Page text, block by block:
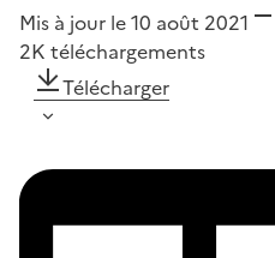
Mis à jour le 10 août 2021
2K téléchargements
Télécharger